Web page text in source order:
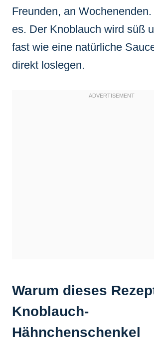
Freunden, an
es. Der Knoblauch wird süß
fast wie eine natürliche
direkt loslegen.
Warum dieses
Knoblauch-
Hähnchenschenkel